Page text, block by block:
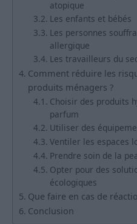
atopique
Les enfants et bébés
Les personnes
allergique
Les travailleurs du
Comment réduire les
produits ménagers ?
Choisir des produits
parfum
Utiliser des
Ventiler les espaces
Prendre soin de la
Opter pour des
écologiques
Que faire en cas de
Conclusion